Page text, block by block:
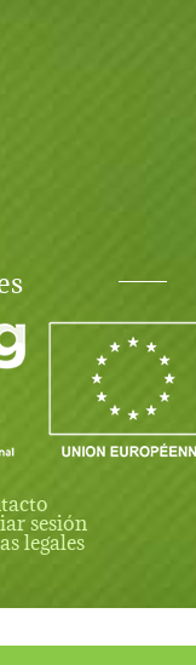
account menu
sesión
legales